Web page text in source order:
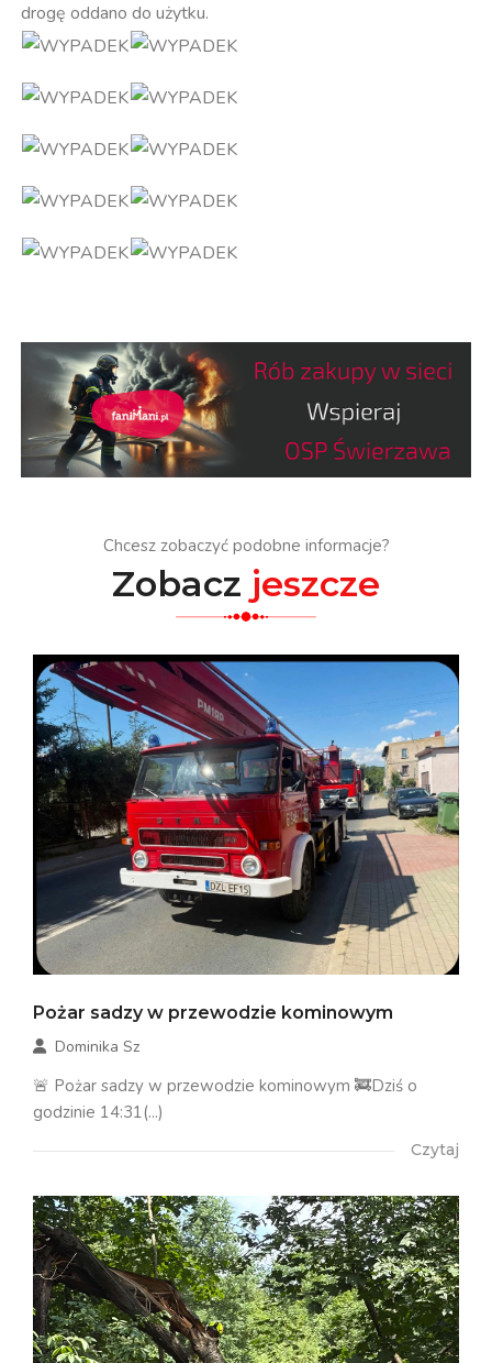
drogę oddano do użytku.
Chcesz zobaczyć podobne informacje?
Zobacz jeszcze
Pożar sadzy w przewodzie kominowym
Dominika Sz
🚨 Pożar sadzy w przewodzie kominowym 🚒Dziś o
godzinie 14:31(...)
Czytaj